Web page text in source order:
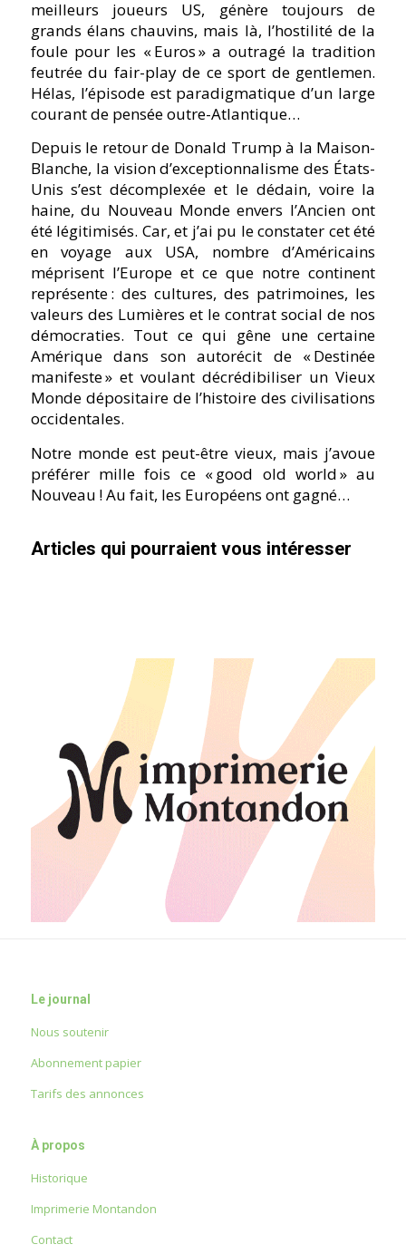
meilleurs joueurs US, génère toujours de
grands élans chauvins, mais là, l’hostilité de la
foule pour les « Euros » a outragé la tradition
feutrée du fair-play de ce sport de gentlemen.
Hélas, l’épisode est paradigmatique d’un large
courant de pensée outre-Atlantique…
Depuis le retour de Donald Trump à la Maison-
Blanche, la vision d’exceptionnalisme des États-
Unis s’est décomplexée et le dédain, voire la
haine, du Nouveau Monde envers l’Ancien ont
été légitimisés. Car, et j’ai pu le constater cet été
en voyage aux USA, nombre d’Américains
méprisent l’Europe et ce que notre continent
représente : des cultures, des patrimoines, les
valeurs des Lumières et le contrat social de nos
démocraties. Tout ce qui gêne une certaine
Amérique dans son autorécit de « Destinée
manifeste » et voulant décrédibiliser un Vieux
Monde dépositaire de l’histoire des civilisations
occidentales.
Notre monde est peut-être vieux, mais j’avoue
préférer mille fois ce « good old world » au
Nouveau ! Au fait, les Européens ont gagné…
Articles qui pourraient vous intéresser
Le journal
Nous soutenir
Abonnement papier
Tarifs des annonces
À propos
Historique
Imprimerie Montandon
Contact